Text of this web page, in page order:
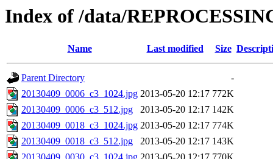
Index of /data/
Name Last modified Size
Parent Directory
-
20130409_0006_c3_1024.jpg 2013-05-20 12:17 772K
20130409_0006_c3_512.jpg
2013-05-20 12:17 142K
20130409_0018_c3_1024.jpg 2013-05-20 12:17 774K
20130409_0018_c3_512.jpg
2013-05-20 12:17 143K